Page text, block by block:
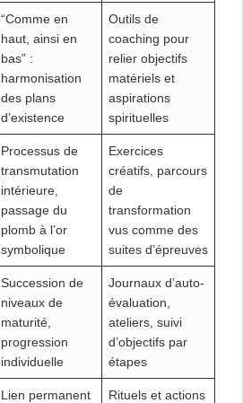
“Comme en
haut, ainsi en
bas” :
harmonisation
des plans
d’existence
Outils de
coaching pour
relier objectifs
matériels et
aspirations
spirituelles
Processus de
transmutation
intérieure,
passage du
plomb à l’or
symbolique
Exercices
créatifs, parcours
de
transformation
vus comme des
suites d’épreuves
Succession de
niveaux de
maturité,
progression
individuelle
Journaux d’auto-
évaluation,
ateliers, suivi
d’objectifs par
étapes
Lien permanent
Rituels et actions